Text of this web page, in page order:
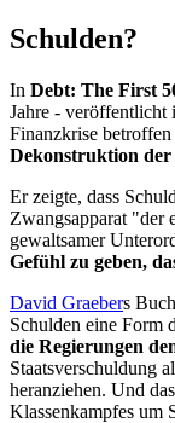
Schulden?
In Debt: The First
Jahre - veröffentlicht
Finanzkrise
Dekonstruktion der
Er zeigte, dass
Zwangsapparat "der
gewaltsamer
Gefühl zu geben,
David Graebers
Schulden eine Form
die Regierungen
Staatsverschuldung
heranziehen. Und
Klassenkampfes um